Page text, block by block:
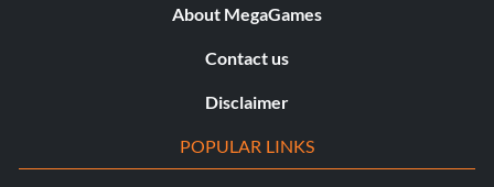
About MegaGames
Contact us
Disclaimer
POPULAR LINKS